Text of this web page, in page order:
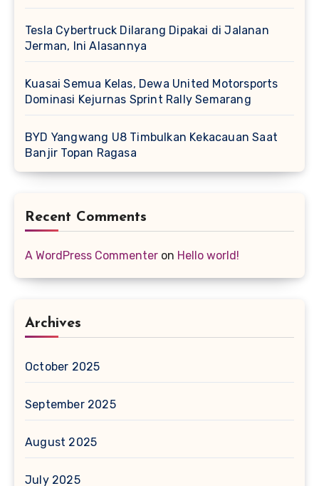
Tesla Cybertruck Dilarang Dipakai di Jalanan
Jerman, Ini Alasannya
Kuasai Semua Kelas, Dewa United Motorsports
Dominasi Kejurnas Sprint Rally Semarang
BYD Yangwang U8 Timbulkan Kekacauan Saat
Banjir Topan Ragasa
Recent Comments
A WordPress Commenter on Hello world!
Archives
October 2025
September 2025
August 2025
July 2025